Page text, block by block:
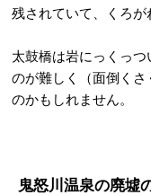
残されていて、くろが
太鼓橋は岩にっくっ
のが難しく（面倒く
のかもしれません。
鬼怒川温泉の廃墟